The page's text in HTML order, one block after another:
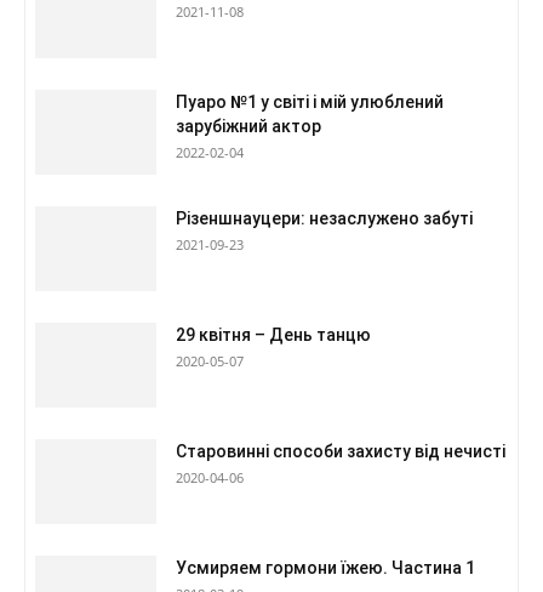
2021-11-08
Пуаро №1 у світі і мій улюблений
зарубіжний актор
2022-02-04
Різеншнауцери: незаслужено забуті
2021-09-23
29 квітня – День танцю
2020-05-07
Старовинні способи захисту від нечисті
2020-04-06
Усмиряем гормони їжею. Частина 1